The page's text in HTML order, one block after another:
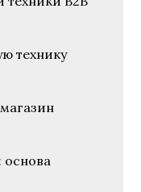
технику
основа